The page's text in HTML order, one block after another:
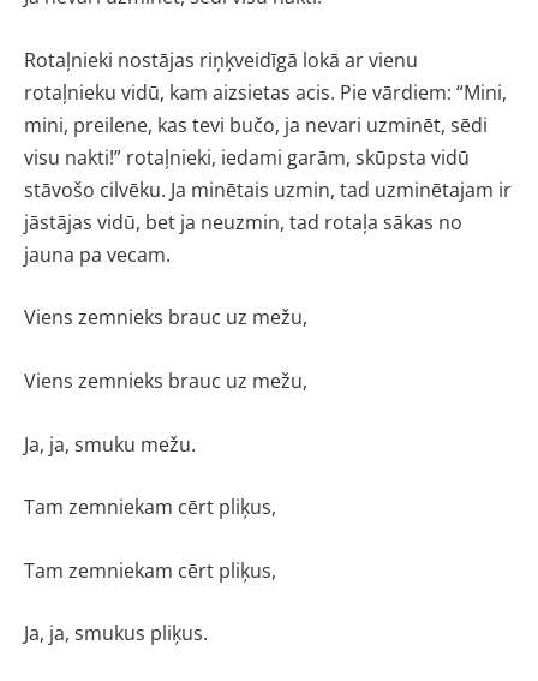
Rotaļnieki nostājas riņķveidīgā lokā ar vienu
rotaļnieku vidū, kam aizsietas acis. Pie vārdiem: “Mini,
mini, preilene, kas tevi bučo, ja nevari uzminēt, sēdi
visu nakti!” rotaļnieki, iedami garām, skūpsta vidū
stāvošo cilvēku. Ja minētais uzmin, tad uzminētajam ir
jāstājas vidū, bet ja neuzmin, tad rotaļa sākas no
jauna pa vecam.
Viens zemnieks brauc uz mežu,
Viens zemnieks brauc uz mežu,
Ja, ja, smuku mežu.
Tam zemniekam cērt pliķus,
Tam zemniekam cērt pliķus,
Ja, ja, smukus pliķus.